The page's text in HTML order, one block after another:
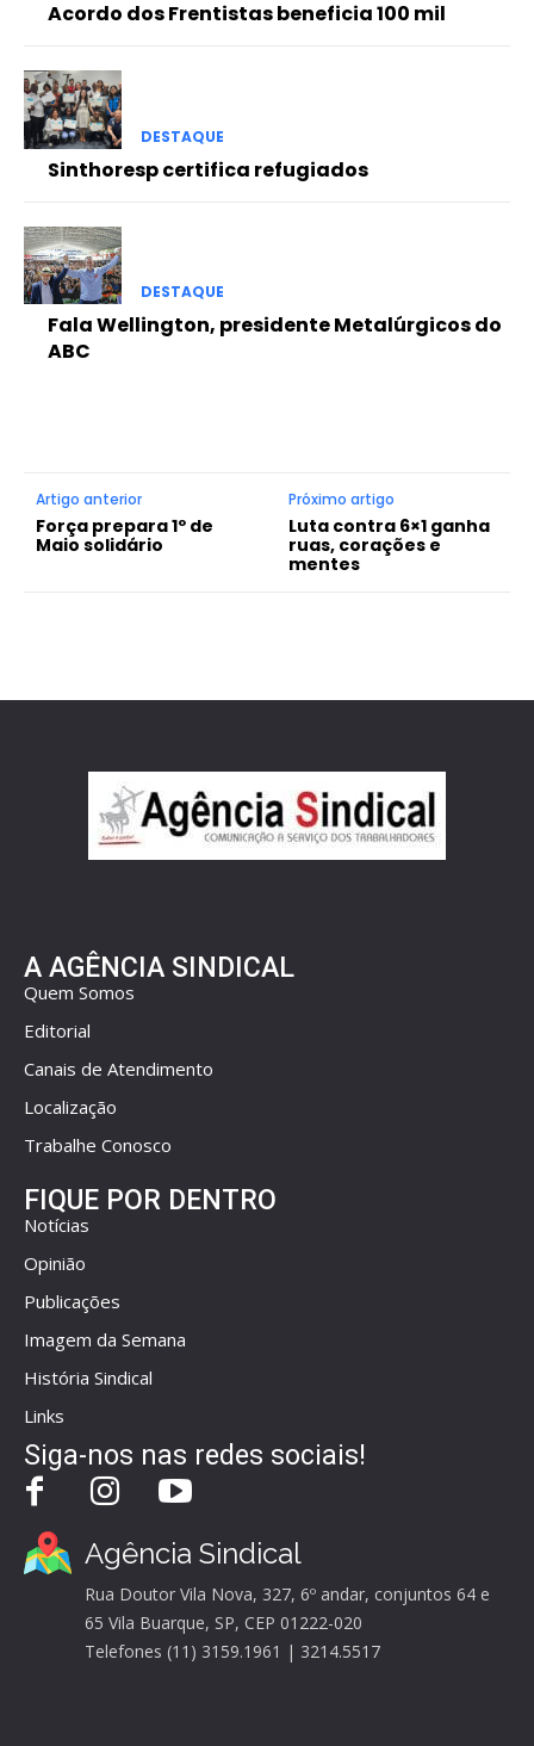
Acordo dos Frentistas beneficia 100 mil
DESTAQUE
Sinthoresp certifica refugiados
DESTAQUE
Fala Wellington, presidente Metalúrgicos do
ABC
Artigo anterior
Força prepara 1º de
Maio solidário
Próximo artigo
Luta contra 6×1 ganha
ruas, corações e
mentes
A AGÊNCIA SINDICAL
Quem Somos
Editorial
Canais de Atendimento
Localização
Trabalhe Conosco
FIQUE POR DENTRO
Notícias
Opinião
Publicações
Imagem da Semana
História Sindical
Links
Siga-nos nas redes sociais!
Agência Sindical
Rua Doutor Vila Nova, 327, 6º andar, conjuntos 64 e
65 Vila Buarque, SP, CEP 01222-020
Telefones (11) 3159.1961 | 3214.5517